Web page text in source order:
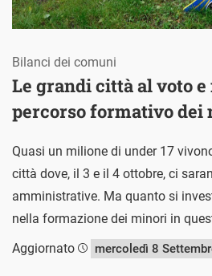
Le grandi città al voto
percorso formativo dei
Bilanci dei comuni
Quasi un milione di under 17
città dove, il 3 e il 4 ottobre, ci
amministrative. Ma quanto si
nella formazione dei minori in
Aggiornato
mercoledì 8